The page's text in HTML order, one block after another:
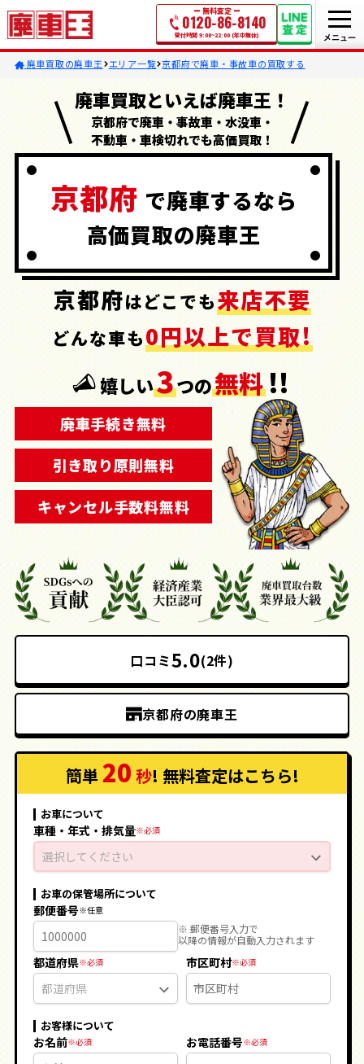
無料査定
0120-86-8140
受付時間 9:00~22:00 (年中無休)
廃車買取の廃車王 エリア一覧 京都府で廃車・事故車の買取する
廃車買取といえば廃車王！
京都府で廃車・事故車・水没車・
不動車・車検切れでも高価買取！
京都府 で廃車するなら
高価買取の廃車王
京都府はどこでも来店不要
どんな車も0円以上で買取!
嬉しい3つの無料 !!
廃車手続き無料
引き取り原則無料
キャンセル手数料無料
口コミ5.0(2件)
京都府の廃車王
簡単 20 秒! 無料査定はこちら!
お車について
車種・年式・排気量
選択してください
お車の保管場所について
郵便番号
※ 郵便番号入力で
以降の情報が自動入力されます
都道府県 市区町村
お客様について
お名前 お電話番号